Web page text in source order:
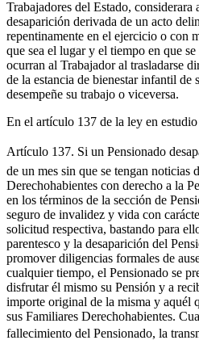
Trabajadores del Estado, considerara
desaparición derivada de un acto
repentinamente en el ejercicio o con
que sea el lugar y el tiempo en que
ocurran al Trabajador al trasladarse
de la estancia de bienestar infantil de
desempeñe su trabajo o viceversa.
En el artículo 137 de la ley en estudio
Artículo 137. Si un Pensionado
de un mes sin que se tengan noticias
Derechohabientes con derecho a la
en los términos de la sección de
seguro de invalidez y vida con
solicitud respectiva, bastando para
parentesco y la desaparición del
promover diligencias formales de
cualquier tiempo, el Pensionado se
disfrutar él mismo su Pensión y a
importe original de la misma y aquél
sus Familiares Derechohabientes.
fallecimiento del Pensionado, la